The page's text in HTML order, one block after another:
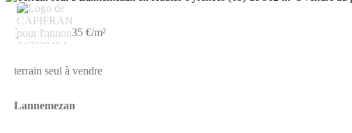
19 500 €35 €/m²
terrain seul à vendre
Lannemezan